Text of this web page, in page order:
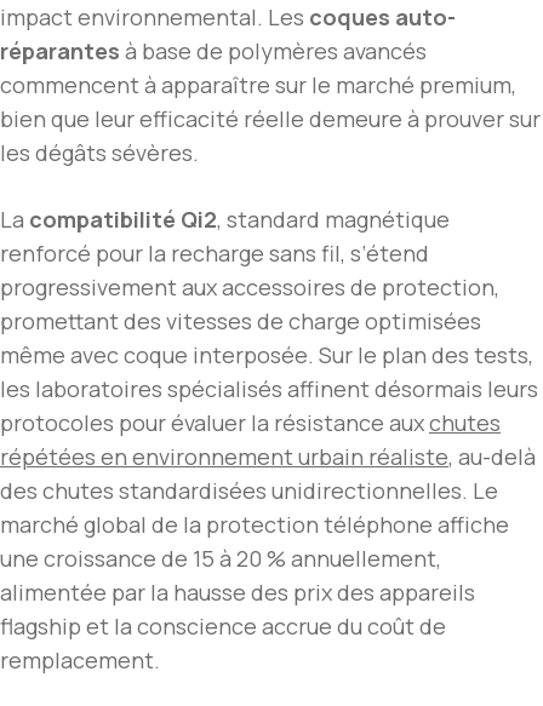
impact environnemental. Les coques auto-
réparantes à base de polymères avancés
commencent à apparaître sur le marché premium,
bien que leur efficacité réelle demeure à prouver sur
les dégâts sévères.
La compatibilité Qi2, standard magnétique
renforcé pour la recharge sans fil, s’étend
progressivement aux accessoires de protection,
promettant des vitesses de charge optimisées
même avec coque interposée. Sur le plan des tests,
les laboratoires spécialisés affinent désormais leurs
protocoles pour évaluer la résistance auxchutes
répétées en environnement urbain réaliste, au-delà
des chutes standardisées unidirectionnelles. Le
marché global de la protection téléphone affiche
une croissance de 15 à 20 % annuellement,
alimentée par la hausse des prix des appareils
flagship et la conscience accrue du coût de
remplacement.